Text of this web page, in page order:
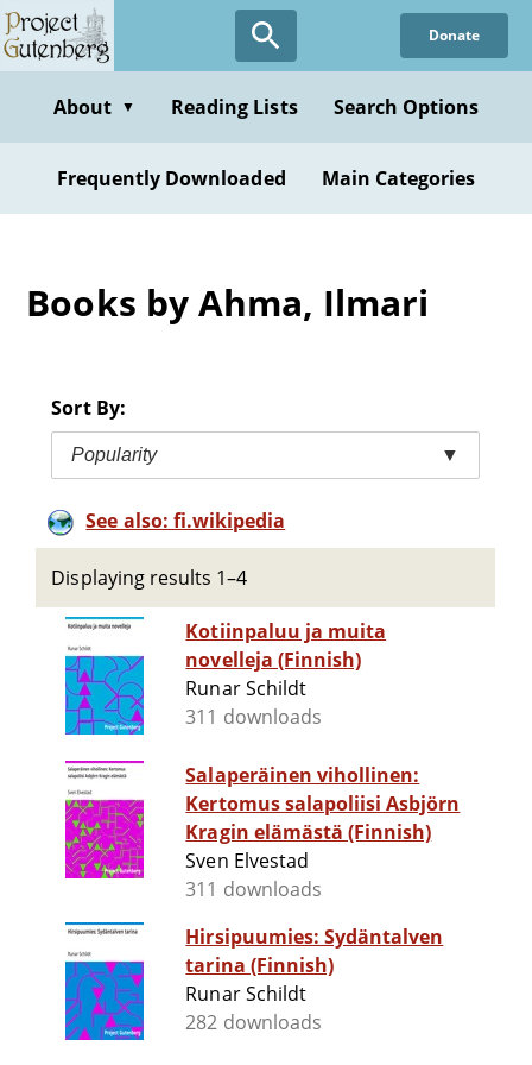
Skip
to
content
Donate
About ▼ Reading Lists Search Options
Frequently Downloaded Main Categories
Books by Ahma, Ilmari
Sort By:
Popularity ▼
See also: fi.wikipedia
Displaying results 1–4
Kotiinpaluu ja muita
novelleja (Finnish)
Runar Schildt
311 downloads
Salaperäinen vihollinen:
Kertomus salapoliisi Asbjörn
Kragin elämästä (Finnish)
Sven Elvestad
311 downloads
Hirsipuumies: Sydäntalven
tarina (Finnish)
Runar Schildt
282 downloads